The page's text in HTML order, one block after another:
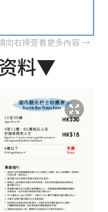
料▼